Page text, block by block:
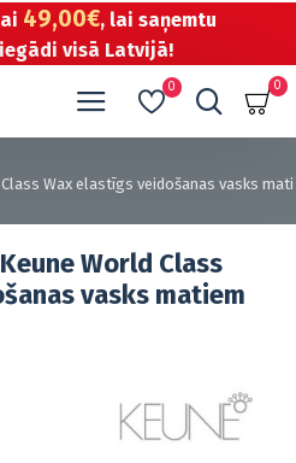
49,00€, lai saņemtu
visā Latvijā!
0 0
Class Wax elastīgs veidošanas vasks mati
World Class
vasks matiem